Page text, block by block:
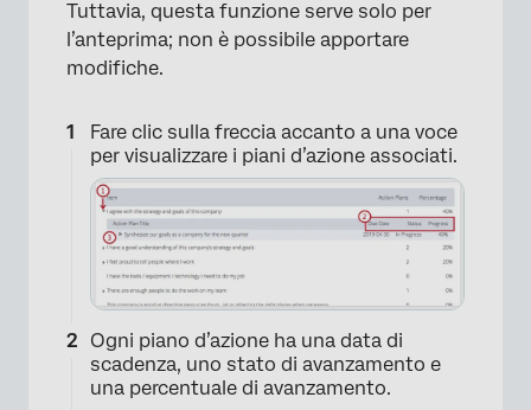
Tuttavia, questa funzione serve solo per
l’anteprima; non è possibile apportare
modifiche.
Fare clic sulla freccia accanto a una voce
per visualizzare i piani d’azione associati.
Ogni piano d’azione ha una data di
scadenza, uno stato di avanzamento e
una percentuale di avanzamento.